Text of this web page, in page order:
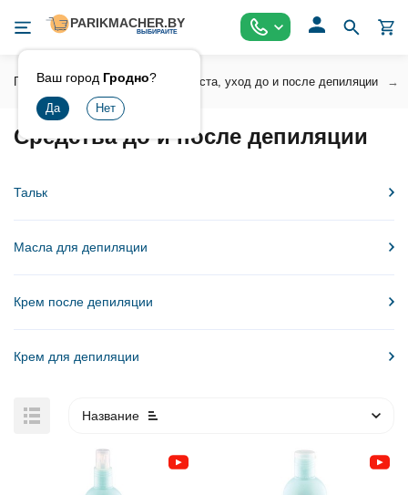
Ваш город Гродно?
Главная Воски , сахарная паста, уход до и после депиляции
Средства до и после депиляции
Тальк
Масла для депиляции
Крем после депиляции
Крем для депиляции
Название